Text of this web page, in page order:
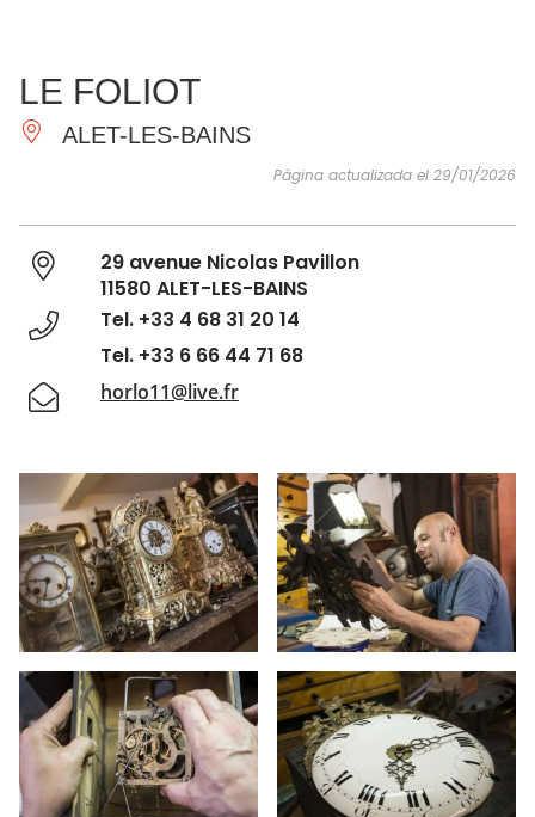
IMPRESCINDIBLES
LE FOLIOT
ALET-LES-BAINS
Página actualizada el 29/01/2026
29 avenue Nicolas Pavillon
11580 ALET-LES-BAINS
Tel. +33 4 68 31 20 14
Tel. +33 6 66 44 71 68
horlo11@live.fr